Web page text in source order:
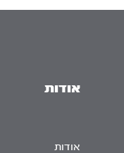
אודות
אודות